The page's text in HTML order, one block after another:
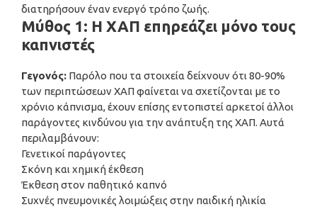
διατηρήσουν έναν ενεργό τρόπο ζωής.
Μύθος 1: Η ΧΑΠ επηρεάζει μόνο τους
καπνιστές
Γεγονός: Παρόλο που τα στοιχεία δείχνουν ότι 80-90%
των περιπτώσεων ΧΑΠ φαίνεται να σχετίζονται με το
χρόνιο κάπνισμα, έχουν επίσης εντοπιστεί αρκετοί άλλοι
παράγοντες κινδύνου για την ανάπτυξη της ΧΑΠ. Αυτά
περιλαμβάνουν:
Γενετικοί παράγοντες
Σκόνη και χημική έκθεση
Έκθεση στον παθητικό καπνό
Συχνές πνευμονικές λοιμώξεις στην παιδική ηλικία